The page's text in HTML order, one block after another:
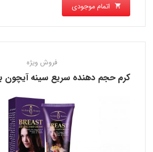
اتمام موجودی
فروش ویژه